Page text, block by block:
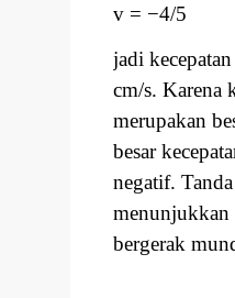
v = −4/5
jadi
cm/s. Karena
merupakan
besar
negatif.
menunjukkan
bergerak